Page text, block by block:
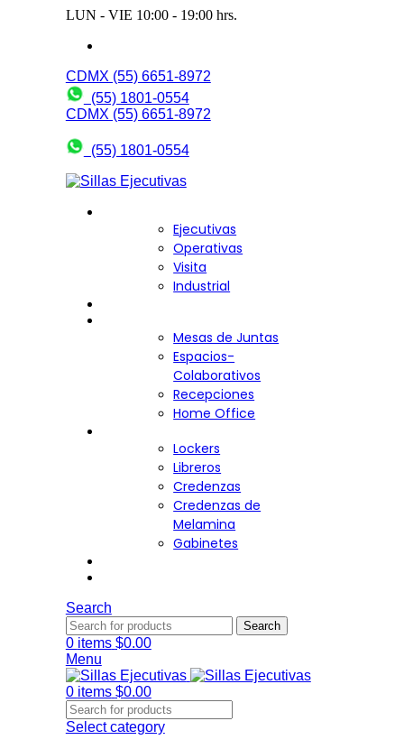
LUN - VIE 10:00 - 19:00 hrs.
CDMX (55) 6651-8972
(55) 1801-0554
CDMX (55) 6651-8972
(55) 1801-0554
Ejecutivas
Operativas
Visita
Industrial
Mesas de Juntas
Espacios-
Colaborativos
Recepciones
Home Office
Lockers
Libreros
Credenzas
Credenzas de
Melamina
Gabinetes
Search
Search
0 items $0.00
Menu
0 items $0.00
Select category